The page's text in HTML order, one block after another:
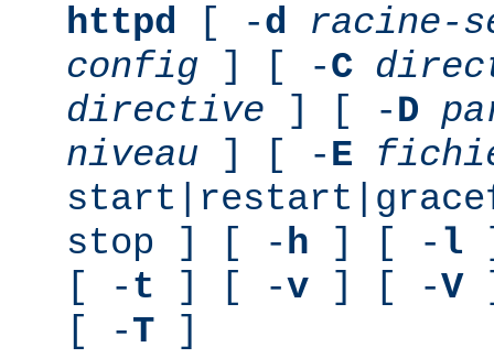
httpd [ -d
racine-
config ] [ -C
directive ] [ -D
niveau ] [ -E
stop ] [ -h ] [ - l
[ -t ] [ -v ] [ -V
[ -T ]